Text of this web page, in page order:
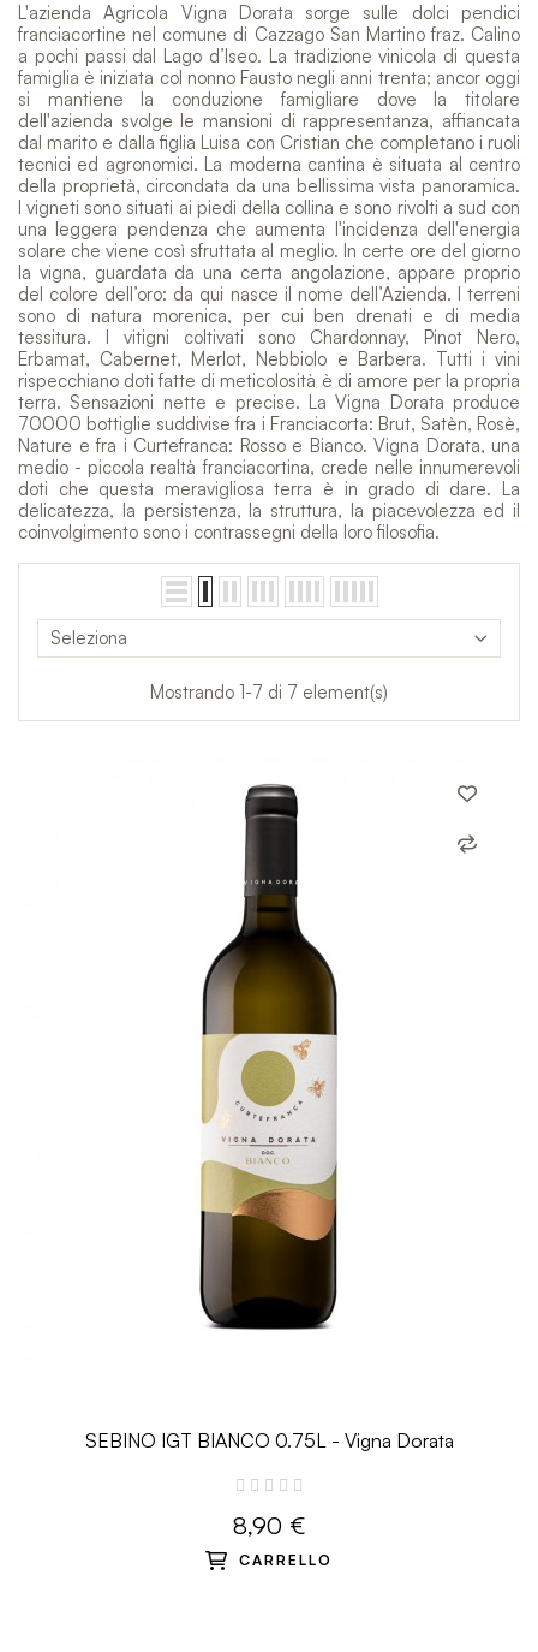
L'azienda Agricola Vigna Dorata sorge sulle dolci pendici
franciacortine nel comune di Cazzago San Martino fraz. Calino
a pochi passi dal Lago d’Iseo. La tradizione vinicola di questa
famiglia è iniziata col nonno Fausto negli anni trenta; ancor oggi
si mantiene la conduzione famigliare dove la titolare
dell'azienda svolge le mansioni di rappresentanza, affiancata
dal marito e dalla figlia Luisa con Cristian che completano i ruoli
tecnici ed agronomici. La moderna cantina è situata al centro
della proprietà, circondata da una bellissima vista panoramica.
I vigneti sono situati ai piedi della collina e sono rivolti a sud con
una leggera pendenza che aumenta l'incidenza dell'energia
solare che viene così sfruttata al meglio. In certe ore del giorno
la vigna, guardata da una certa angolazione, appare proprio
del colore dell’oro: da qui nasce il nome dell’Azienda. I terreni
sono di natura morenica, per cui ben drenati e di media
tessitura. I vitigni coltivati sono Chardonnay, Pinot Nero,
Erbamat, Cabernet, Merlot, Nebbiolo e Barbera. Tutti i vini
rispecchiano doti fatte di meticolosità è di amore per la propria
terra. Sensazioni nette e precise. La Vigna Dorata produce
70000 bottiglie suddivise fra i Franciacorta: Brut, Satèn, Rosè,
Nature e fra i Curtefranca: Rosso e Bianco. Vigna Dorata, una
medio - piccola realtà franciacortina, crede nelle innumerevoli
doti che questa meravigliosa terra è in grado di dare. La
delicatezza, la persistenza, la struttura, la piacevolezza ed il
coinvolgimento sono i contrassegni della loro filosofia.
Seleziona
Mostrando 1-7 di 7 element(s)
SEBINO IGT BIANCO 0.75L - Vigna Dorata
8,90 €
CARRELLO